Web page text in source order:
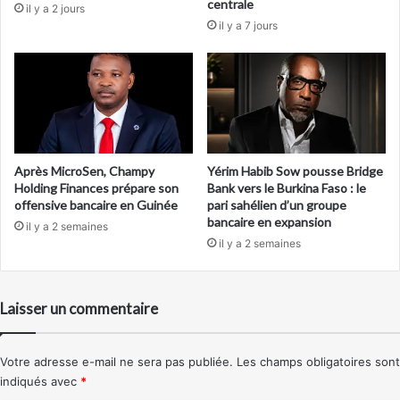
il y a 2 jours centrale
il y a 7 jours
Après MicroSen, Champy
Holding Finances prépare son
offensive bancaire en Guinée
il y a 2 semaines
Yérim Habib Sow pousse Bridge
Bank vers le Burkina Faso : le
pari sahélien d’un groupe
bancaire en expansion
il y a 2 semaines
Laisser un commentaire
Votre adresse e-mail ne sera pas publiée. Les champs obligatoires sont
indiqués avec *